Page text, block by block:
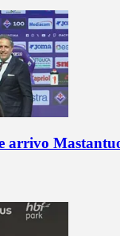
arrivo